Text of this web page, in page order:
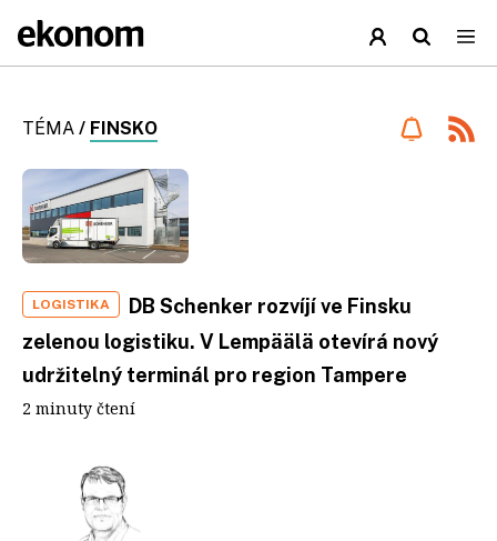
TÉMA / FINSKO
LOGISTIKA
DB Schenker rozvíjí ve Finsku
zelenou logistiku. V Lempäälä otevírá nový
udržitelný terminál pro region Tampere
2 minuty čtení